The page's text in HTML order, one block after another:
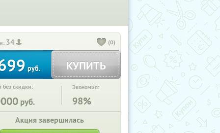
34 (0)
руб. КУПИТЬ
без скидки:
руб.
Экономия:
98%
Акция завершилась